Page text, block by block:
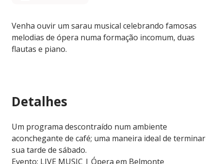
Venha ouvir um sarau musical celebrando famosas
melodias de ópera numa formação incomum, duas
flautas e piano.
Detalhes
Um programa descontraído num ambiente
aconchegante de café; uma maneira ideal de terminar
sua tarde de sábado.
Evento: LIVE MUSIC | Ópera em Belmonte